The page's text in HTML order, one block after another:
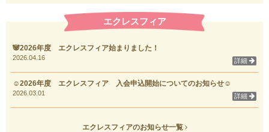
エクレスフィア
🐼2026年度 エクレスフィア始まりました！
2026.04.16 詳細
☺2026年度 エクレスフィア 入会申込開始についてのお知らせ☺
2026.03.01 詳細
エクレスフィアのお知らせ一覧